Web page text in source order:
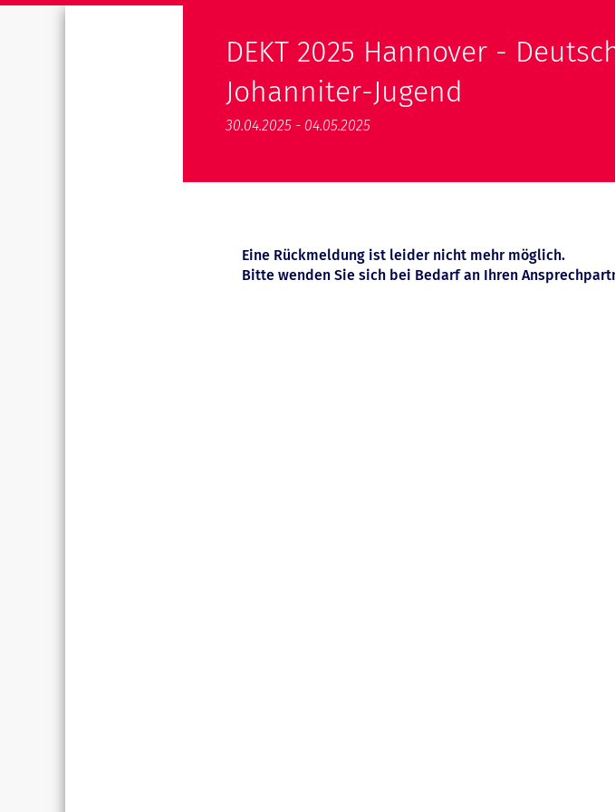
DEKT 2025 Hannover -
Johanniter-Jugend
30.04.2025 - 04.05.2025
Eine Rückmeldung ist leider nicht mehr möglich.
Bitte wenden Sie sich bei Bedarf an Ihren